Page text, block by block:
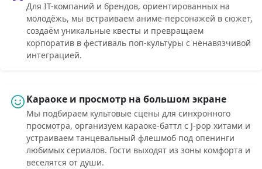
Для IT-компаний и брендов, ориентированных на
молодёжь, мы встраиваем аниме-персонажей в сюжет,
создаём уникальные квесты и превращаем
корпоратив в фестиваль поп-культуры с ненавязчивой
интеграцией.
Караоке и просмотр на большом экране
Мы подбираем культовые сцены для синхронного
просмотра, организуем караоке-баттл с J-pop хитами и
устраиваем танцевальный флешмоб под опенинги
любимых сериалов. Гости выходят из зоны комфорта и
веселятся от души.